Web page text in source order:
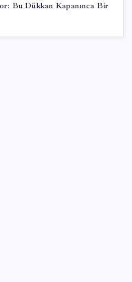
Bu Dükkan Kapanınca Bir